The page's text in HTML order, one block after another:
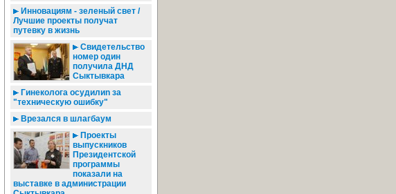
Инновациям - зеленый свет /
Лучшие проекты получат
путевку в жизнь
Свидетельство
номер один
получила ДНД
Сыктывкара
Гинеколога осудилиn за
"техническую ошибку"
Врезался в шлагбаум
Проекты
выпускников
Президентской
программы
показали на
выставке в администрации